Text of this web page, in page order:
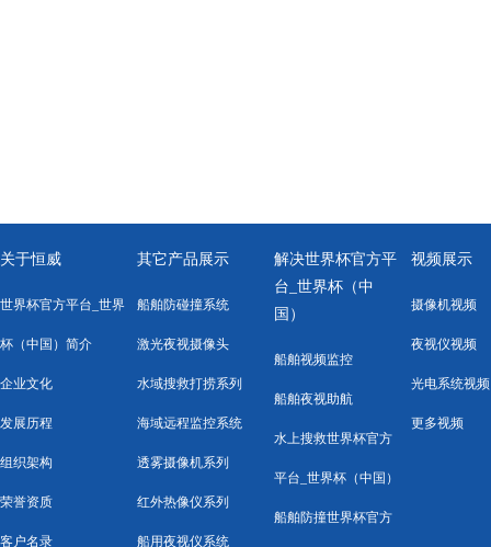
关于恒威
世界杯官方平台_世界
杯（中国）简介
企业文化
发展历程
组织架构
荣誉资质
客户名录
其它产品展示
船舶防碰撞系统
激光夜视摄像头
水域搜救打捞系列
海域远程监控系统
透雾摄像机系列
红外热像仪系列
船用夜视仪系统
解决世界杯官方平
台_世界杯（中
国）
船舶视频监控
船舶夜视助航
水上搜救世界杯官方
平台_世界杯（中国）
船舶防撞世界杯官方
视频展示
摄像机视频
夜视仪视频
光电系统视频
更多视频